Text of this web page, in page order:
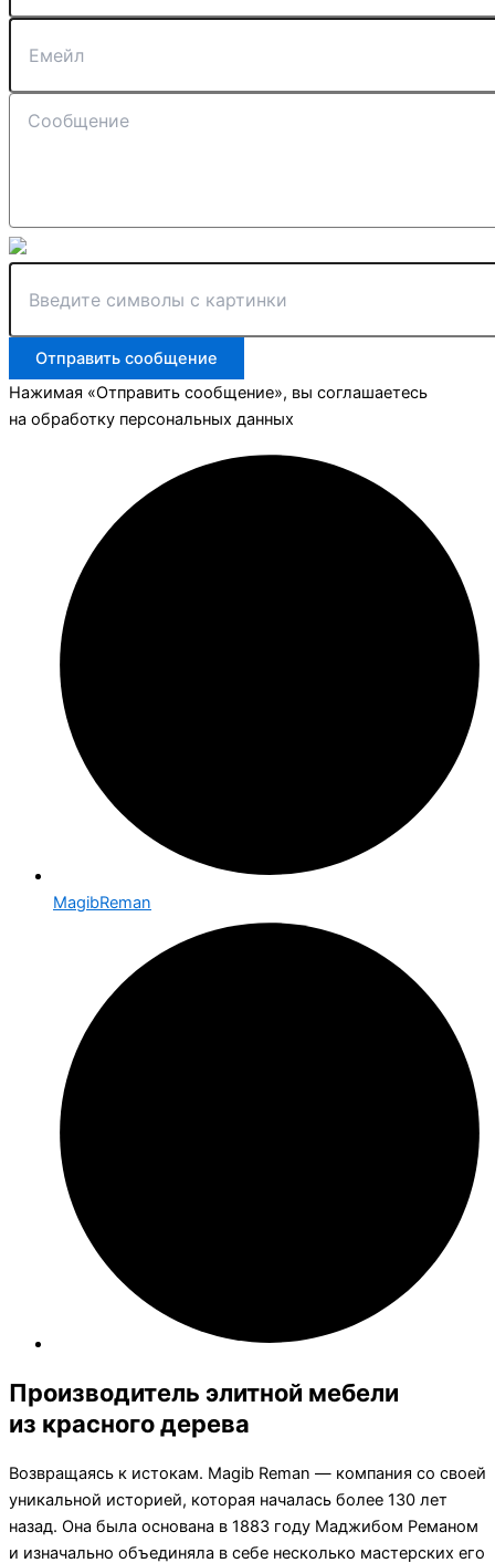
Отправить сообщение
Нажимая «Отправить сообщение», вы соглашаетесь
на обработку персональных данных
MagibReman
Производитель элитной мебели
из красного дерева
Возвращаясь к истокам. Magib Reman — компания со своей
уникальной историей, которая началась более 130 лет
назад. Она была основана в 1883 году Маджибом Реманом
и изначально объединяла в себе несколько мастерских его